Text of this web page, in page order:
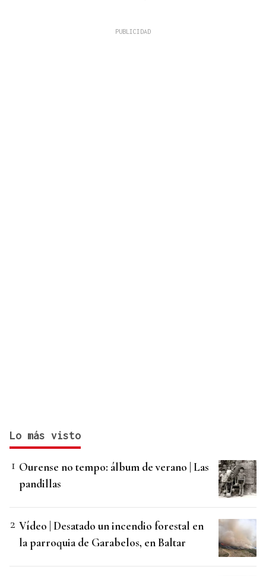
Lo más visto
Ourense no tempo: álbum de verano | Las
pandillas
Vídeo | Desatado un incendio forestal en
la parroquia de Garabelos, en Baltar